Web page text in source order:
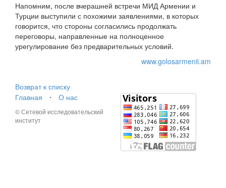
Напомним, после вчерашней встречи МИД Армении и
Турции выступили с похожими заявлениями, в которых
говорится, что стороны согласились продолжать
переговоры, направленные на полноценное
урегулирование без предварительных условий.
www.golosarmenii.am
Возврат к списку
Главная
⋅ О нас
© Сетевой исследовательский
институт